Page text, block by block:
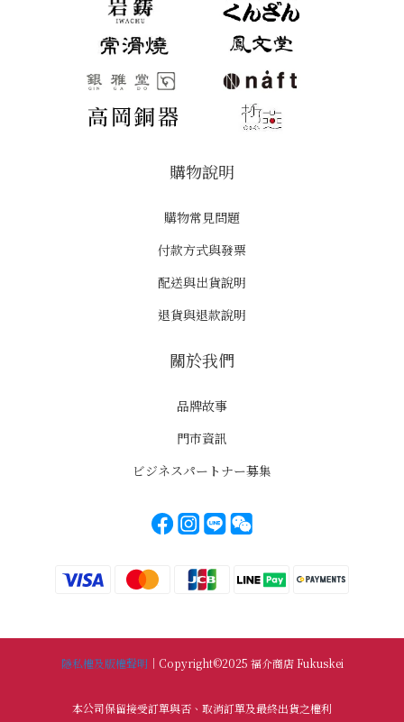
購物說明
購物常見問題
付款方式與發票
配送與出貨說明
退貨與退款說明
關於我們
品牌故事
門市資訊
ビジネスパートナー募集
隱私權及版權聲明 ｜Copyright©2025 福介商店 Fukuskei
本公司保留接受訂單與否、取消訂單及最終出貨之權利